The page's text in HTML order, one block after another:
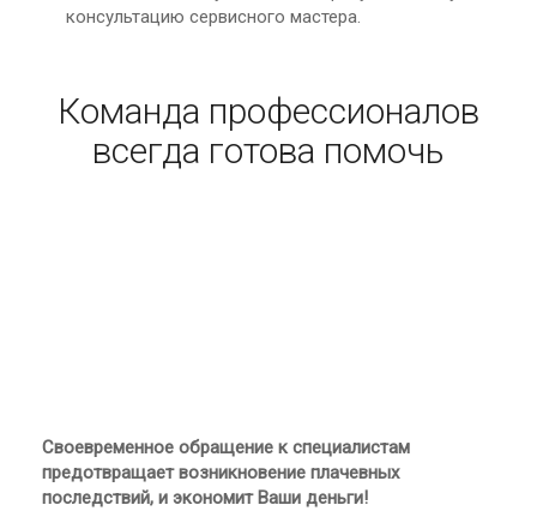
консультацию сервисного мастера.
Команда профессионалов
всегда готова помочь
Своевременное обращение к специалистам
предотвращает возникновение плачевных
последствий, и экономит Ваши деньги!